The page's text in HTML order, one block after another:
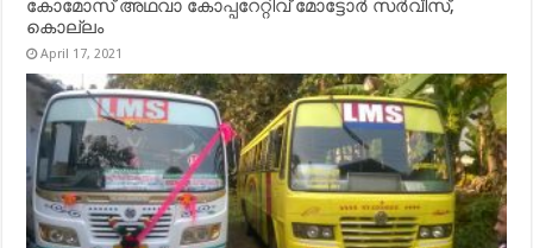
കോമോസ് അഥവാ കോപ്പറേറ്റിവ് മോട്ടോര്‍ സര്‍വീസ്,
കൊല്ലം
April 17, 2021